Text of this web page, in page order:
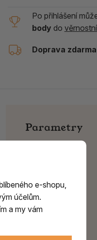
Po přihlášení
body do
Doprava zdarma
Parametry
Balení
e-shopu,
účelům.
a my vám